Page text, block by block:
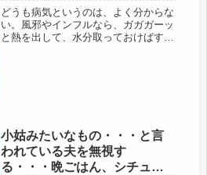
どうも病気というのは、よく分からな
い。風邪やインフルなら、ガガガーッ
と熱を出して、水分取っておけばすぐ
小姑みたいなもの・・・と言
われている夫を無視す
る・・・晩ごはん、シチュー